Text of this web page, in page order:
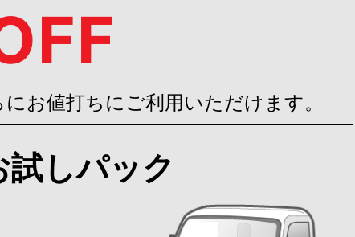
お値打ちにご利用いただけます。
しパック